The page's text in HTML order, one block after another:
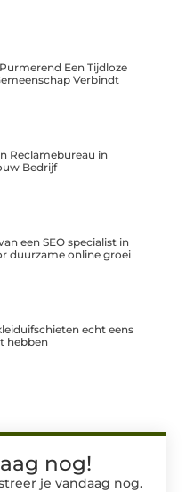
Een Tijdloze
Verbindt
Reclamebureau in
Bedrijf
een SEO specialist in
duurzame online groei
echt eens
hebben
nog!
je vandaag nog.